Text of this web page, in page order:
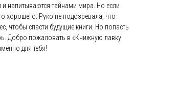
напитываются тайнами мира. Но если
хорошего. Руко не подозревала, что
чтобы спасти будущие книги. Но попасть
Добро пожаловать в «Книжную лавку
для тебя!